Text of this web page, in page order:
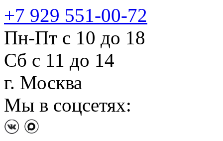
+7 929 551-00-72
Пн-Пт с 10 до 18
Сб с 11 до 14
г. Москва
Мы в соцсетях: